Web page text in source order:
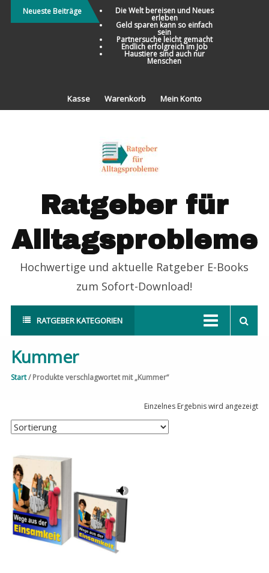
Direkt
zum
Neueste Beiträge Die Welt bereisen und Neues
erleben
Geld sparen kann so einfach
sein
Partnersuche leicht gemacht
Endlich erfolgreich im Job
Haustiere sind auch nur
Menschen
Kasse Warenkorb Mein Konto
Ratgeber für
Alltagsprobleme
Hochwertige und aktuelle Ratgeber E-Books
zum Sofort-Download!
RATGEBER KATEGORIEN
Kummer
Start/ Produkte verschlagwortet mit „Kummer“
Einzelnes Ergebnis wird angezeigt